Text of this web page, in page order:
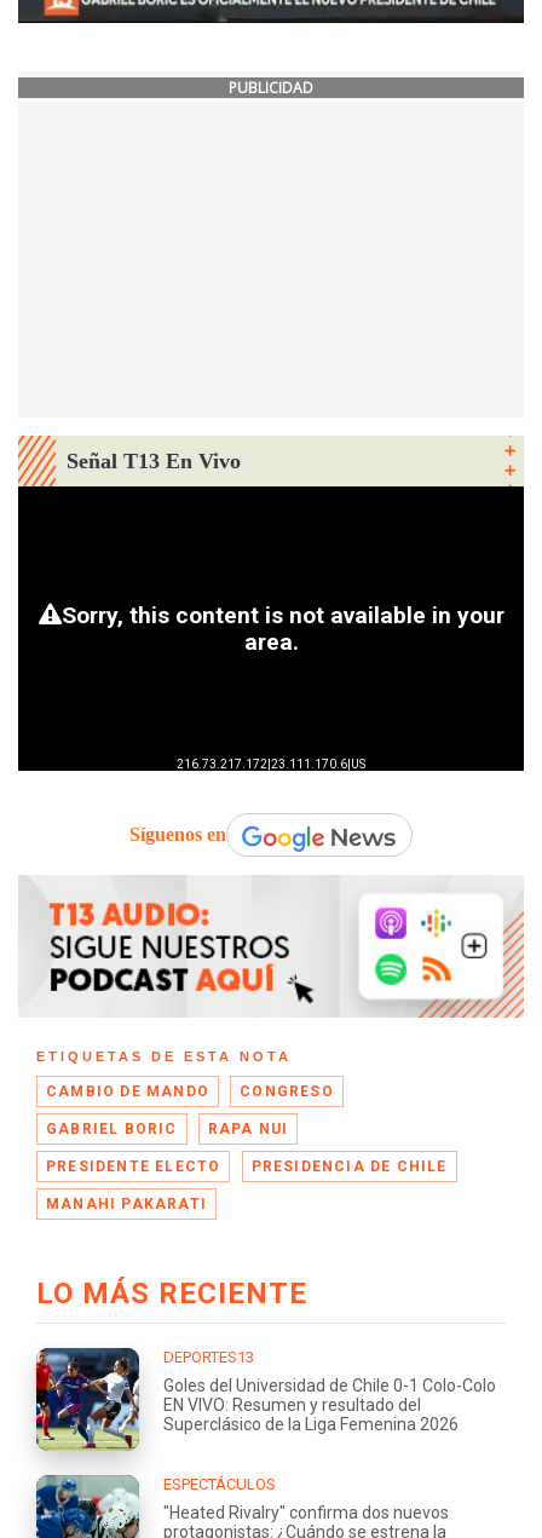
PUBLICIDAD
Señal T13 En Vivo
Síguenos en
ETIQUETAS DE ESTA NOTA
CAMBIO DE MANDO CONGRESO
GABRIEL BORIC RAPA NUI
PRESIDENTE ELECTO PRESIDENCIA DE CHILE
MANAHI PAKARATI
LO MÁS RECIENTE
DEPORTES13
Goles del Universidad de Chile 0-1 Colo-Colo
EN VIVO: Resumen y resultado del
Superclásico de la Liga Femenina 2026
ESPECTÁCULOS
"Heated Rivalry" confirma dos nuevos
protagonistas: ¿Cuándo se estrena la